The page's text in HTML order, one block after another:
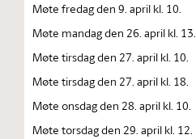
Møte fredag den 9. april kl. 10.
Møte mandag den 26. april kl. 13.
Møte tirsdag den 27. april kl. 10.
Møte tirsdag den 27. april kl. 18.
Møte onsdag den 28. april kl. 10.
Møte torsdag den 29. april kl. 12.